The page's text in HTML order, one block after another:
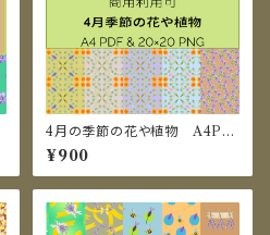
4月の季節の花や植物 A4PD
F＆20×20㎝PNG セット
¥900